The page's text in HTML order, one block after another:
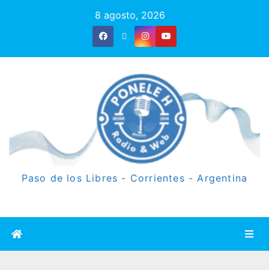
8 agosto, 2026
Paso de los Libres - Corrientes - Argentina